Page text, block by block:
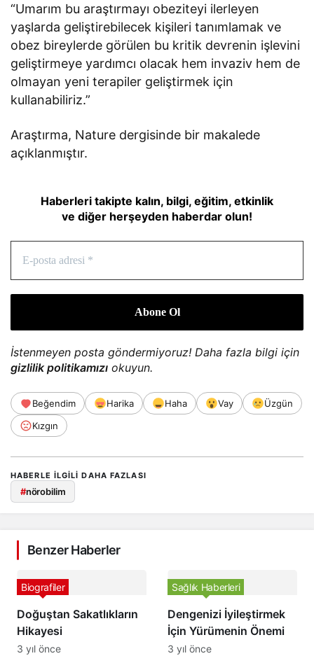
“Umarım bu araştırmayı obeziteyi ilerleyen
yaşlarda geliştirebilecek kişileri tanımlamak ve
obez bireylerde görülen bu kritik devrenin işlevini
geliştirmeye yardımcı olacak hem invaziv hem de
olmayan yeni terapiler geliştirmek için
kullanabiliriz.”
Araştırma, Nature dergisinde bir makalede
açıklanmıştır.
Haberleri takipte kalın, bilgi, eğitim, etkinlik
ve diğer herşeyden haberdar olun!
İstenmeyen posta göndermiyoruz! Daha fazla bilgi için
gizlilik politikamızı okuyun.
Beğendim Harika Haha Vay
Üzgün
Kızgın
HABERLE ILGILI DAHA FAZLASI
#nörobilim
Benzer Haberler
Doğuştan Sakatlıkların
Hikayesi
Biografiler
3 yıl önce
Dengenizi İyileştirmek
İçin Yürümenin Önemi
Sağlık Haberleri
3 yıl önce